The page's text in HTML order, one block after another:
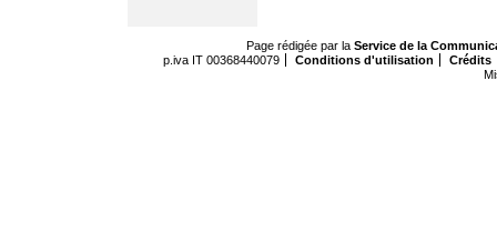
Page rédigée par la Service de la
p.iva IT 00368440079
Conditions d'utilisation
Crédits